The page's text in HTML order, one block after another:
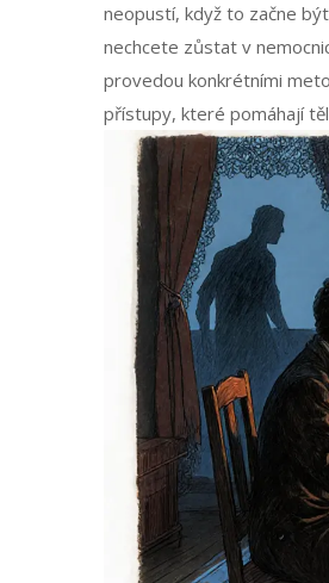
neopustí, když to začne
nechcete zůstat v
provedou konkrétními
přístupy, které pomáhají